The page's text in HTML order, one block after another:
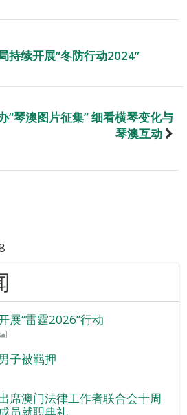
持续开展“冬防行动2024”
“琴澳图片征集” 细看横琴变化与
琴澳互动
展“雷霆2026”行动
子被羁押
席澳门法律工作者联合会十周
员就职典礼。